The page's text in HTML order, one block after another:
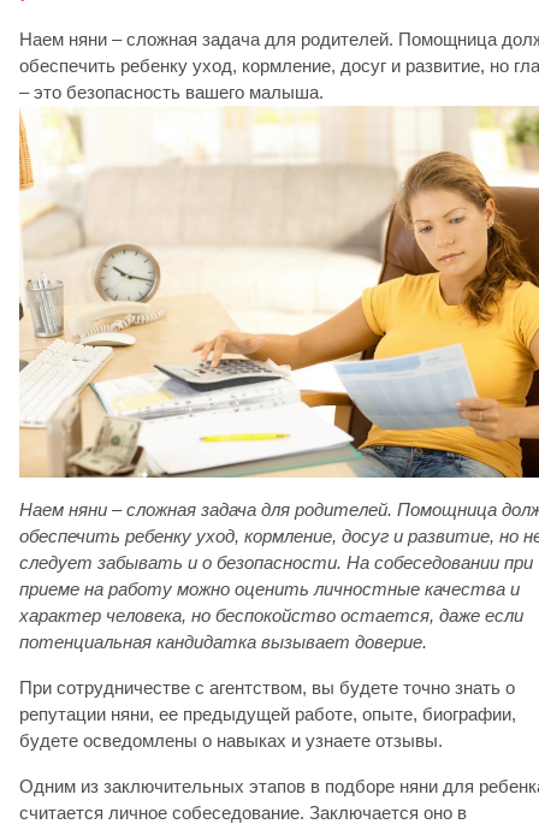
Наем няни – сложная задача для родителей. Помощница
обеспечить ребенку уход, кормление, досуг и развитие, но
– это безопасность вашего малыша.
Наем няни – сложная задача для родителей. Помощница
обеспечить ребенку уход, кормление, досуг и развитие, но
следует забывать и о безопасности. На собеседовании при
приеме на работу можно оценить личностные качества и
характер человека, но беспокойство остается, даже если
потенциальная кандидатка вызывает доверие.
При сотрудничестве с агентством, вы будете точно знать о
репутации няни, ее предыдущей работе, опыте, биографии,
будете осведомлены о навыках и узнаете отзывы.
Одним из заключительных этапов в подборе няни для
считается личное собеседование. Заключается оно в